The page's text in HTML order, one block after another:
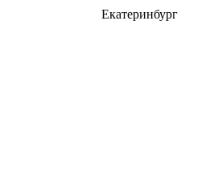
Екатеринбург